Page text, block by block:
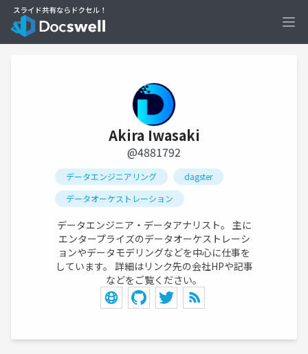
Akira Iwasaki
@4881792
データエンジニアリング
dagster
データオーケストレーション
データエンジニア・データアナリスト。 主に
エンタープライズのデータオーケストレーシ
ョンやデータモデリングなどを中心に仕事を
しています。 詳細はリンク先の会社HPや記事
などをご覧ください。